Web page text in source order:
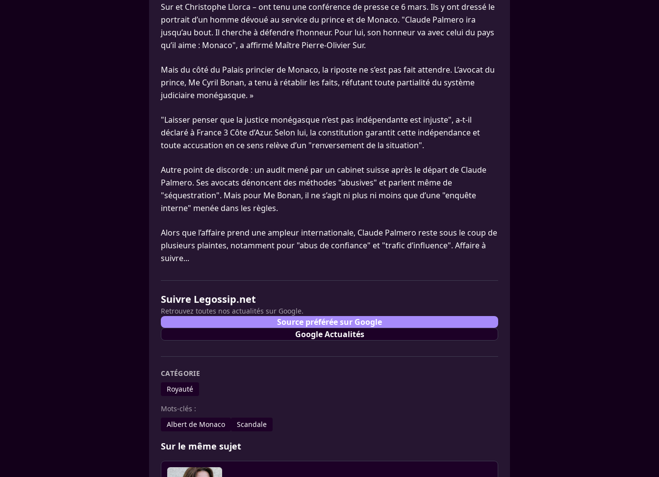
Sur et Christophe Llorca – ont tenu une conférence de presse ce 6 mars. Ils y ont dressé le
portrait d’un homme dévoué au service du prince et de Monaco. "Claude Palmero ira
jusqu’au bout. Il cherche à défendre l’honneur. Pour lui, son honneur va avec celui du pays
qu’il aime : Monaco", a affirmé Maître Pierre-Olivier Sur.
Mais du côté du Palais princier de Monaco, la riposte ne s’est pas fait attendre. L’avocat du
prince, Me Cyril Bonan, a tenu à rétablir les faits, réfutant toute partialité du système
judiciaire monégasque. »
"Laisser penser que la justice monégasque n’est pas indépendante est injuste", a-t-il
déclaré à France 3 Côte d’Azur. Selon lui, la constitution garantit cette indépendance et
toute accusation en ce sens relève d’un "renversement de la situation".
Autre point de discorde : un audit mené par un cabinet suisse après le départ de Claude
Palmero. Ses avocats dénoncent des méthodes "abusives" et parlent même de
"séquestration". Mais pour Me Bonan, il ne s’agit ni plus ni moins que d’une "enquête
interne" menée dans les règles.
Alors que l’affaire prend une ampleur internationale, Claude Palmero reste sous le coup de
plusieurs plaintes, notamment pour "abus de confiance" et "trafic d’influence". Affaire à
suivre...
Suivre Legossip.net
Retrouvez toutes nos actualités sur Google.
Source préférée sur Google
Google Actualités
CATÉGORIE
Royauté
Mots-clés :
Albert de Monaco
Scandale
Sur le même sujet